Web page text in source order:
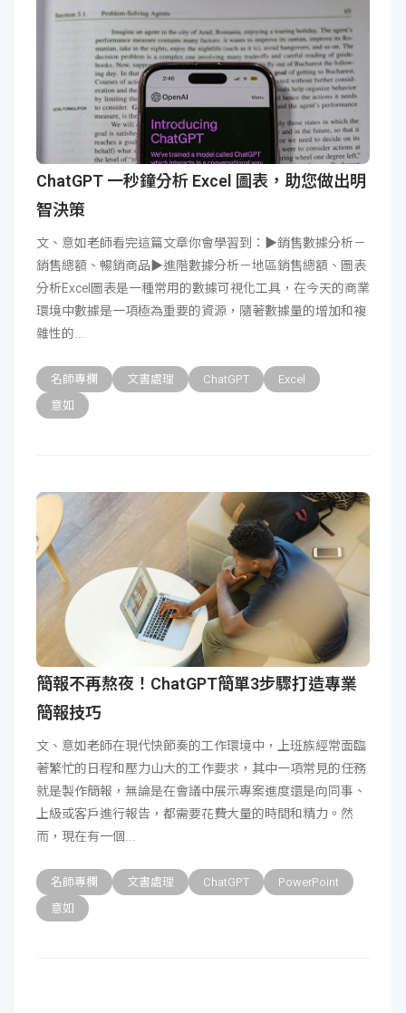
ChatGPT 一秒鐘分析 Excel 圖表，助您做出明
智決策
文、意如老師看完這篇文章你會學習到：▶銷售數據分析－
銷售總額、暢銷商品▶進階數據分析－地區銷售總額、圖表
分析Excel圖表是一種常用的數據可視化工具，在今天的商業
環境中數據是一項極為重要的資源，隨著數據量的增加和複
雜性的
名師專欄 文書處理 ChatGPT
Excel
意如
簡報不再熬夜！ChatGPT簡單3步驟打造專業
簡報技巧
文、意如老師在現代快節奏的工作環境中，上班族經常面臨
著繁忙的日程和壓力山大的工作要求，其中一項常見的任務
就是製作簡報，無論是在會議中展示專案進度還是向同事、
上級或客戶進行報告，都需要花費大量的時間和精力。然
而，現在有一個
名師專欄 文書處理 ChatGPT
PowerPoint
意如